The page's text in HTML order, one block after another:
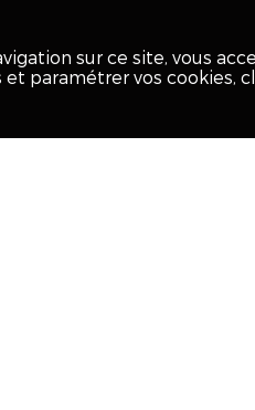
sur ce site, vous
et paramétrer vos cookies,